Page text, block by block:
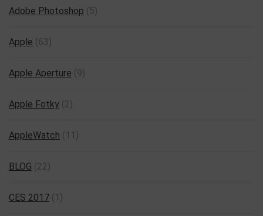
Adobe Photoshop (5)
Apple (63)
Apple Aperture (9)
Apple Fotky (2)
AppleWatch (11)
BLOG (22)
CES 2017 (1)